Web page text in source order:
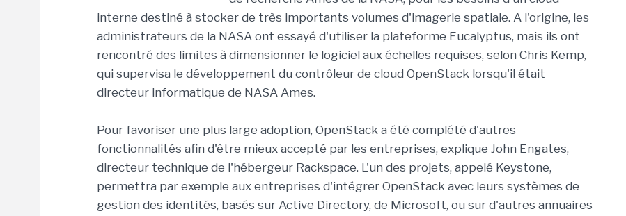
interne destiné à stocker de très importants volumes d'imagerie spatiale. A l'origine, les
administrateurs de la NASA ont essayé d'utiliser la plateforme Eucalyptus, mais ils ont
rencontré des limites à dimensionner le logiciel aux échelles requises, selon Chris Kemp,
qui supervisa le développement du contrôleur de cloud OpenStack lorsqu'il était
directeur informatique de NASA Ames.
Pour favoriser une plus large adoption, OpenStack a été complété d'autres
fonctionnalités afin d'être mieux accepté par les entreprises, explique John Engates,
directeur technique de l'hébergeur Rackspace. L'un des projets, appelé Keystone,
permettra par exemple aux entreprises d'intégrer OpenStack avec leurs systèmes de
gestion des identités, basés sur Active Directory, de Microsoft, ou sur d'autres annuaires